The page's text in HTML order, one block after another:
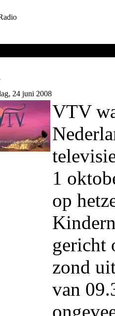
24 juni 2008
VTV
1
op
gericht
zond
van